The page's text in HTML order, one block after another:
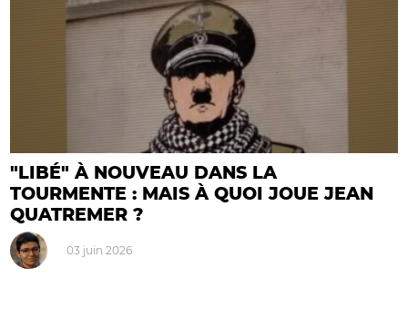
"LIBÉ" À NOUVEAU DANS LA
TOURMENTE : MAIS À QUOI JOUE JEAN
QUATREMER ?
03 juin 2026